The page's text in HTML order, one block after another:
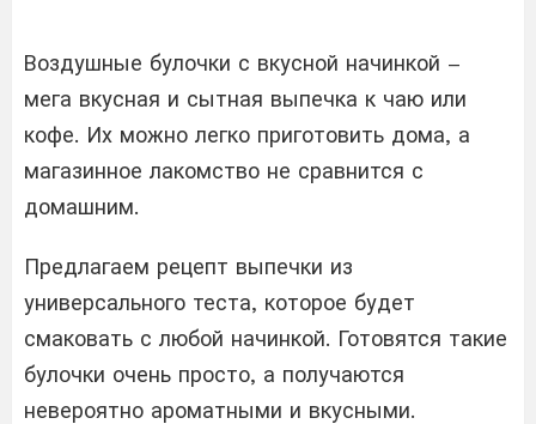
Воздушные булочки с вкусной начинкой –
мега вкусная и сытная выпечка к чаю или
кофе. Их можно легко приготовить дома, а
магазинное лакомство не сравнится с
домашним.
Предлагаем рецепт выпечки из
универсального теста, которое будет
смаковать с любой начинкой. Готовятся такие
булочки очень просто, а получаются
невероятно ароматными и вкусными.